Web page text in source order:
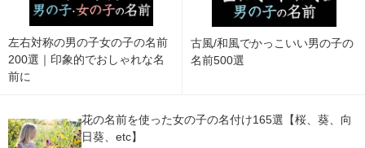
左右対称の男の子女の子の名前
200選｜印象的でおしゃれな名
前に
古風/和風でかっこいい男の子の
名前500選
花の名前を使った女の子の名付け165選【桜、葵、向
日葵、etc】